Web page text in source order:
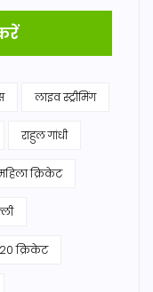
लाइव स्ट्रीमिंग
राहुल गांधी
क्रिकेट
क्रिकेट